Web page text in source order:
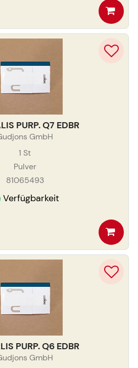
PURP. Q7 EDBR
GmbH
1 St
Pulver
81065493
Verfügbarkeit
PURP. Q6 EDBR
GmbH